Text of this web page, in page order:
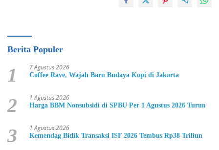
Berita Populer
1 7 Agustus 2026
Coffee Rave, Wajah Baru Budaya Kopi di Jakarta
2 1 Agustus 2026
Harga BBM Nonsubsidi di SPBU Per 1 Agustus 2026 Turun
3 1 Agustus 2026
Kemendag Bidik Transaksi ISF 2026 Tembus Rp38 Triliun